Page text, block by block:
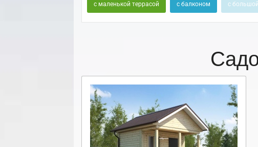
с маленькой террасой с балконом с